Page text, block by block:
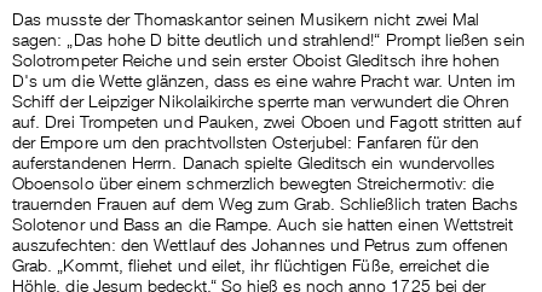
Das musste der Thomaskantor seinen Musikern nicht zwei Mal
sagen: „Das hohe D bitte deutlich und strahlend!“ Prompt ließen sein
Solotrompeter Reiche und sein erster Oboist Gleditsch ihre hohen
D's um die Wette glänzen, dass es eine wahre Pracht war. Unten im
Schiff der Leipziger Nikolaikirche sperrte man verwundert die Ohren
auf. Drei Trompeten und Pauken, zwei Oboen und Fagott stritten auf
der Empore um den prachtvollsten Osterjubel: Fanfaren für den
auferstandenen Herrn. Danach spielte Gleditsch ein wundervolles
Oboensolo über einem schmerzlich bewegten Streichermotiv: die
trauernden Frauen auf dem Weg zum Grab. Schließlich traten Bachs
Solotenor und Bass an die Rampe. Auch sie hatten einen Wettstreit
auszufechten: den Wettlauf des Johannes und Petrus zum offenen
Grab. „Kommt, fliehet und eilet, ihr flüchtigen Füße, erreichet die
Höhle, die Jesum bedeckt.“ So hieß es noch anno 1725 bei der